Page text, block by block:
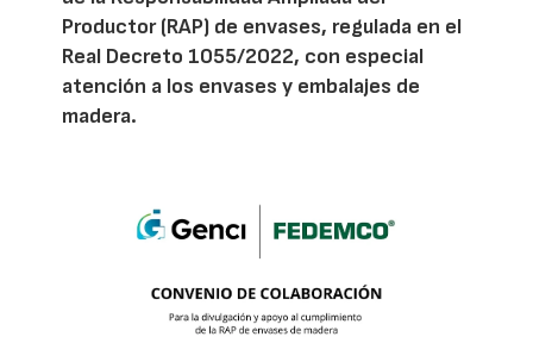
Productor (RAP) de envases, regulada en el
Real Decreto 1055/2022, con especial
atención a los envases y embalajes de
madera.